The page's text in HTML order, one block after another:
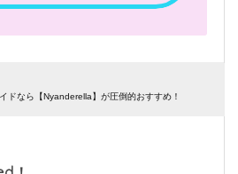
ドなら【Nyanderella】が圧倒的おすすめ！